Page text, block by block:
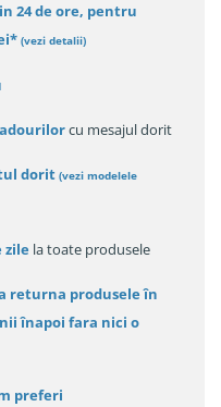
24 de ore, pentru
(vezi detalii)
cu mesajul dorit
dorit (vezi modelele
zile la toate produsele
returna produsele în
înapoi fara nici o
preferi